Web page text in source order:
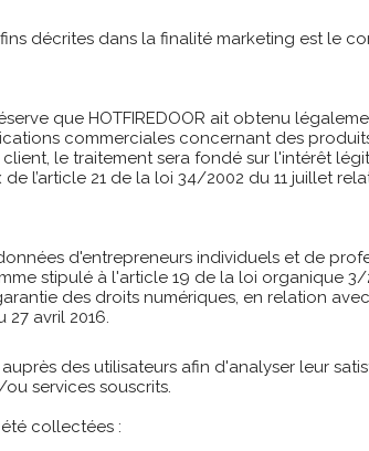
décrites dans la finalité marketing est le
que HOTFIREDOOR ait obtenu
commerciales concernant des
le traitement sera fondé sur l'intérêt
l’article 21 de la loi 34/2002 du 11 juillet
d'entrepreneurs individuels et de
stipulé à l'article 19 de la loi organique 3/
des droits numériques, en relation
avril 2016.
des utilisateurs afin d'analyser leur
services souscrits.
collectées :